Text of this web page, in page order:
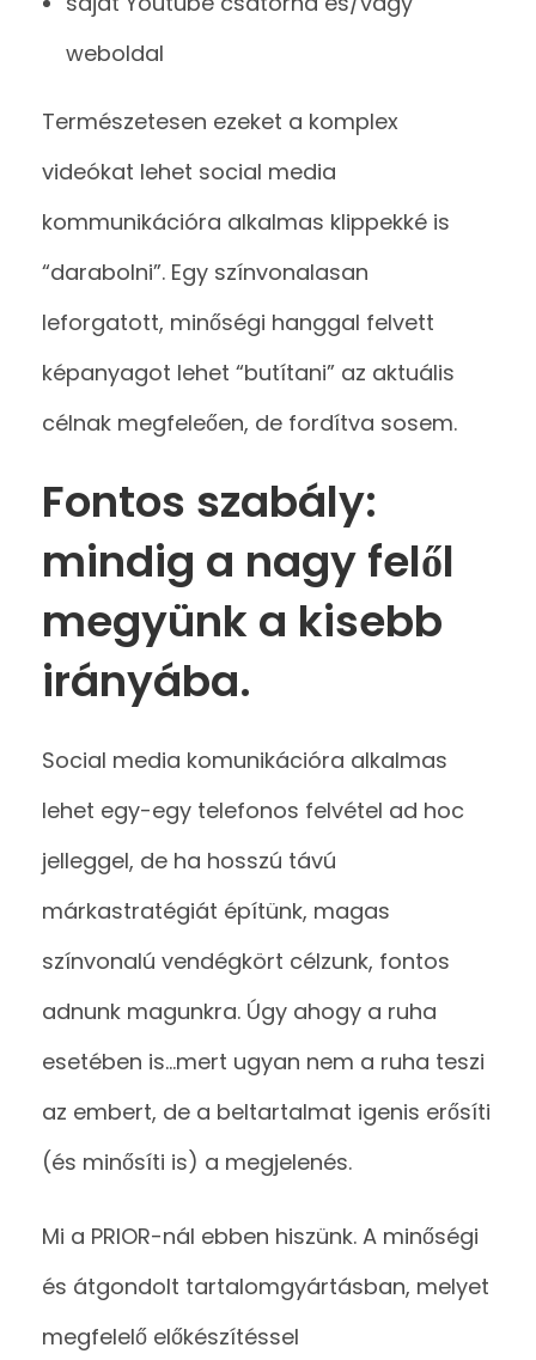
weboldal
Természetesen ezeket a komplex
videókat lehet social media
kommunikációra alkalmas klippekké is
“darabolni”. Egy színvonalasan
leforgatott, minőségi hanggal felvett
képanyagot lehet “butítani” az aktuális
célnak megfeleően, de fordítva sosem.
Fontos szabály:
mindig a nagy felől
megyünk a kisebb
irányába.
Social media komunikációra alkalmas
lehet egy-egy telefonos felvétel ad hoc
jelleggel, de ha hosszú távú
márkastratégiát építünk, magas
színvonalú vendégkört célzunk, fontos
adnunk magunkra. Úgy ahogy a ruha
esetében is…mert ugyan nem a ruha teszi
az embert, de a beltartalmat igenis erősíti
(és minősíti is) a megjelenés.
Mi a PRIOR-nál ebben hiszünk. A minőségi
és átgondolt tartalomgyártásban, melyet
megfelelő előkészítéssel